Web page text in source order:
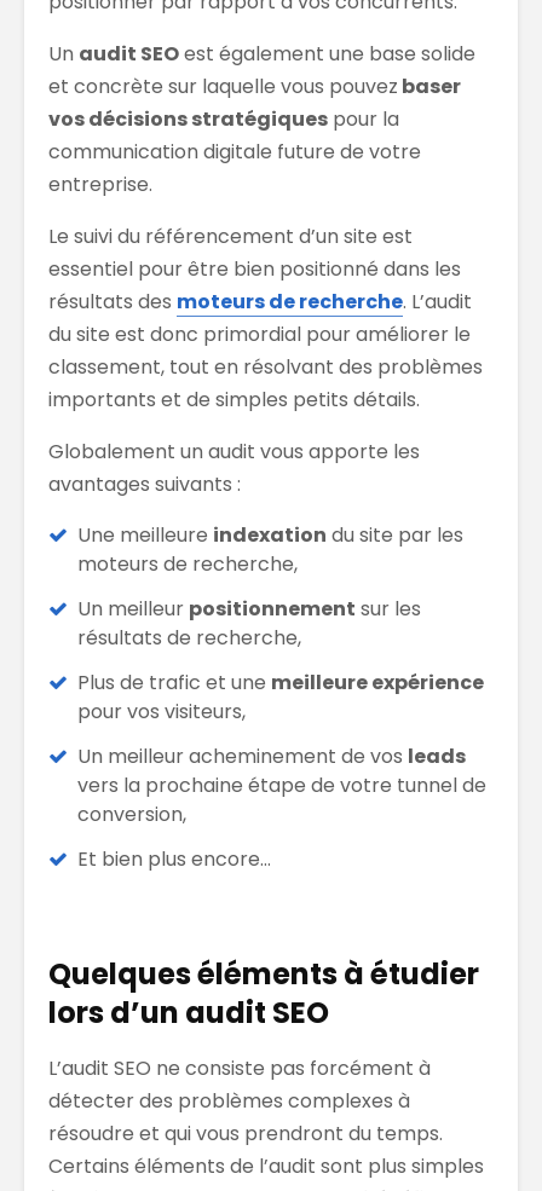
Un audit SEOest également une base solide
et concrète sur laquelle vous pouvez baser
vos décisions stratégiques pour la
communication digitale future de votre
entreprise.
Le suivi du référencement d’un site est
essentiel pour être bien positionné dans les
résultats des moteurs de recherche. L’audit
du site est donc primordial pour améliorer le
classement, tout en résolvant des problèmes
importants et de simples petits détails.
Globalement un audit vous apporte les
avantages suivants :
Une meilleure indexation du site par les
moteurs de recherche,
Un meilleur positionnement sur les
résultats de recherche,
Plus de trafic et une meilleure expérience
pour vos visiteurs,
Un meilleur acheminement de vos leads
vers la prochaine étape de votre tunnel de
conversion,
Et bien plus encore…
Quelques éléments à étudier
lors d’un audit SEO
L’audit SEO ne consiste pas forcément à
détecter des problèmes complexes à
résoudre et qui vous prendront du temps.
Certains éléments de l’audit sont plus simples